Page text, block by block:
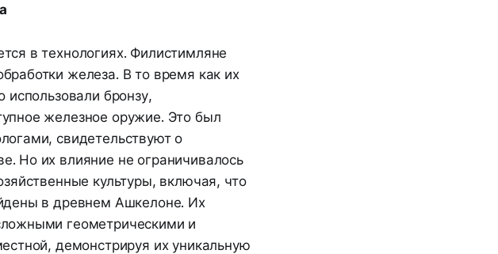
в технологиях. Филистимляне
железа. В то время как их
бронзу,
железное оружие. Это был
свидетельствуют о
Но их влияние не ограничивалось
культуры, включая, что
в древнем Ашкелоне. Их
геометрическими и
демонстрируя их уникальную